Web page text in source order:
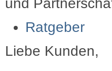
und
Ratgeber
Liebe Kunden,